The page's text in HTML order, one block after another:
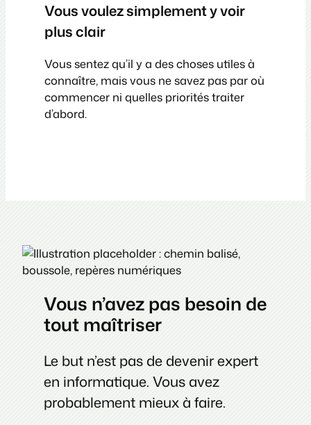
Vous voulez simplement y voir
plus clair
Vous sentez qu’il y a des choses utiles à
connaître, mais vous ne savez pas par où
commencer ni quelles priorités traiter
d’abord.
Vous n’avez pas besoin de
tout maîtriser
Le but n’est pas de devenir expert
en informatique. Vous avez
probablement mieux à faire.